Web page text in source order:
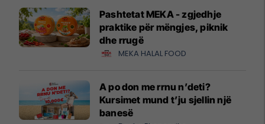
Pashtetat MEKA - zgjedhje
praktike për mëngjes, piknik
dhe rrugë
MEKA HALAL FOOD
A po don me rrnu n’deti?
Kursimet mund t’ju sjellin një
banesë